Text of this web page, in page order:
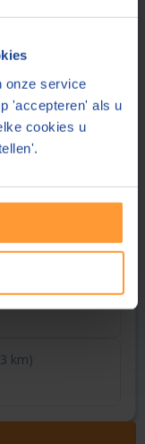
onze service
'accepteren' als u
cookies u
(23 km)
(28 km)
km)